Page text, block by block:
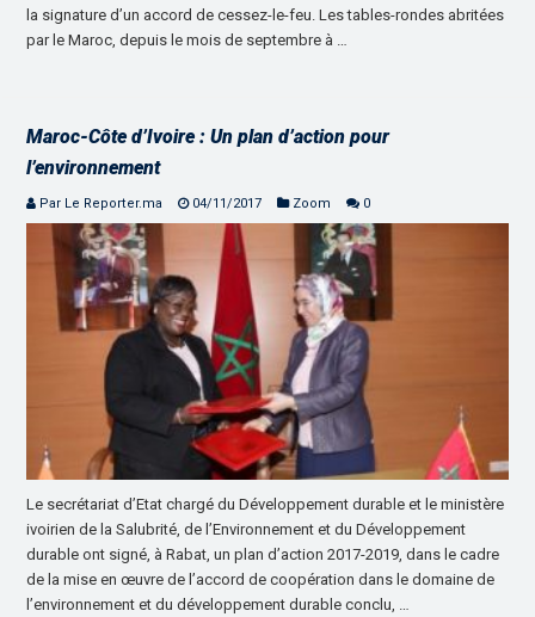
la signature d’un accord de cessez-le-feu. Les tables-rondes abritées
par le Maroc, depuis le mois de septembre à …
Maroc-Côte d’Ivoire : Un plan d’action pour
l’environnement
Par Le Reporter.ma 04/11/2017 Zoom 0
Le secrétariat d’Etat chargé du Développement durable et le ministère
ivoirien de la Salubrité, de l’Environnement et du Développement
durable ont signé, à Rabat, un plan d’action 2017-2019, dans le cadre
de la mise en œuvre de l’accord de coopération dans le domaine de
l’environnement et du développement durable conclu, …